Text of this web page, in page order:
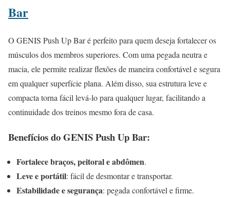
Bar
O GENIS Push Up Bar é perfeito para quem deseja fortalecer os
músculos dos membros superiores. Com uma pegada neutra e
macia, ele permite realizar flexões de maneira confortável e segura
em qualquer superfície plana. Além disso, sua estrutura leve e
compacta torna fácil levá-lo para qualquer lugar, facilitando a
continuidade dos treinos mesmo fora de casa.
Benefícios do GENIS Push Up Bar:
Fortalece braços, peitoral e abdômen.
Leve e portátil: fácil de desmontar e transportar.
Estabilidade e segurança: pegada confortável e firme.